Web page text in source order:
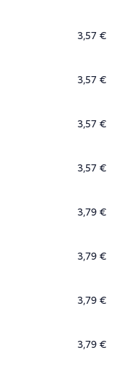
3,57 €
3,57 €
3,57 €
3,57 €
3,79 €
3,79 €
3,79 €
3,79 €